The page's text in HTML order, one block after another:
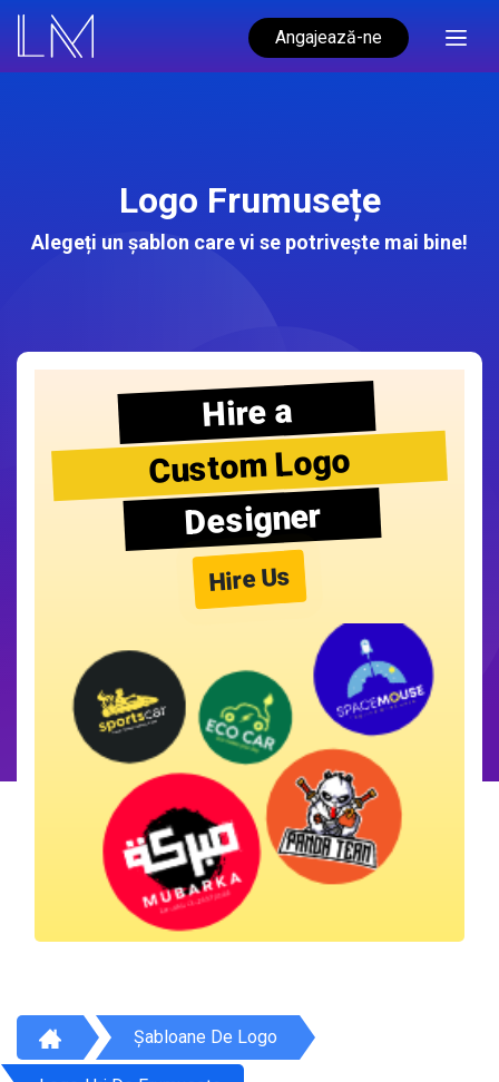
Angajează-ne
Logo Frumusețe
Alegeți un șablon care vi se potrivește mai bine!
Hire a
Custom Logo
Designer
Hire Us
Șabloane De Logo